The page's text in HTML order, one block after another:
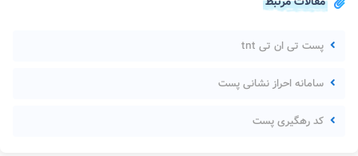
پست تی ان تی tnt
سامانه احراز نشانی پست
کد رهگیری پست